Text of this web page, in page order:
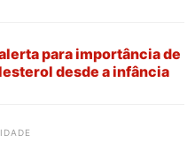
para importância de
desde a infância